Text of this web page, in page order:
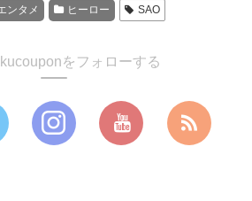
ンタメ ヒーロー SAO
をフォローする